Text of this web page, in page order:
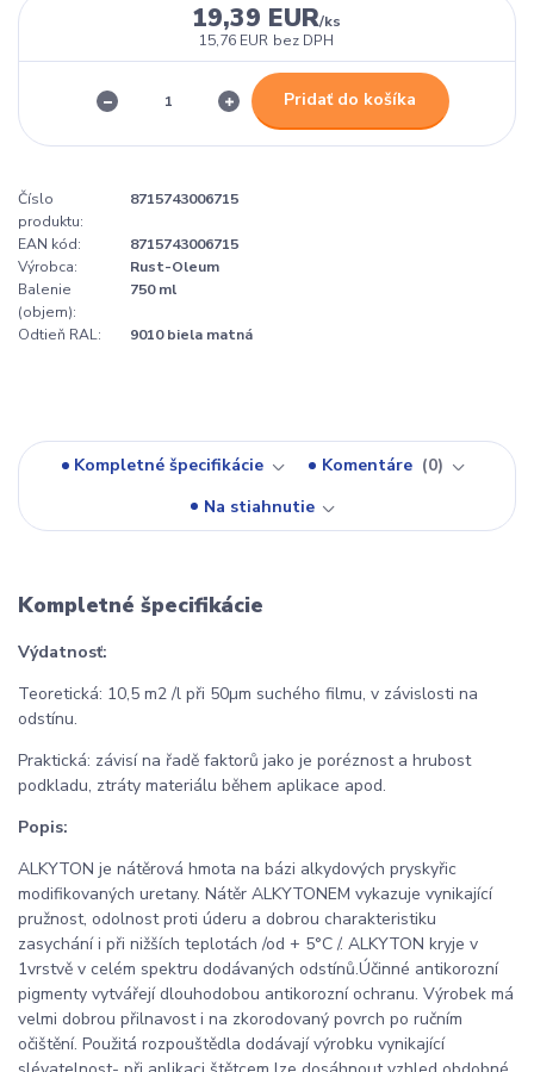
19,39 EUR/ks
15,76 EUR bez DPH
Pridať do košíka
Číslo
produktu:
8715743006715
EAN kód:
8715743006715
Výrobca:
Rust-Oleum
Balenie
(objem):
750 ml
Odtieň RAL: 9010 biela matná
Kompletné špecifikácie Komentáre
0
Na stiahnutie
Kompletné špecifikácie
Výdatnosť:
Teoretická: 10,5 m2 /l při 50µm suchého filmu, v závislosti na
odstínu.
Praktická: závisí na řadě faktorů jako je poréznost a hrubost
podkladu, ztráty materiálu během aplikace apod.
Popis:
ALKYTON je nátěrová hmota na bázi alkydových pryskyřic
modifikovaných uretany. Nátěr ALKYTONEM vykazuje vynikající
pružnost, odolnost proti úderu a dobrou charakteristiku
zasychání i při nižších teplotách /od + 5°C /. ALKYTON kryje v
1vrstvě v celém spektru dodávaných odstínů.Účinné antikorozní
pigmenty vytvářejí dlouhodobou antikorozní ochranu. Výrobek má
velmi dobrou přilnavost i na zkorodovaný povrch po ručním
očištění. Použitá rozpouštědla dodávají výrobku vynikající